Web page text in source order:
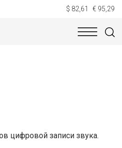
$ 82,61 € 95,29
цифровой записи звука.